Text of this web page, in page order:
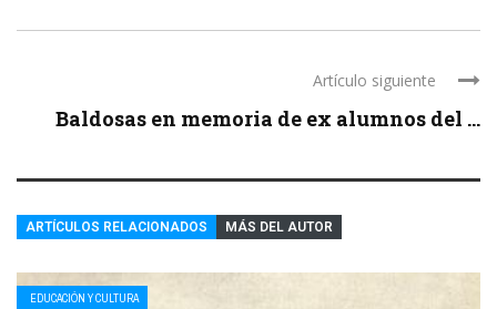
Artículo siguiente
Baldosas en memoria de ex alumnos del ...
ARTÍCULOS RELACIONADOS MÁS DEL AUTOR
EDUCACIÓN Y CULTURA